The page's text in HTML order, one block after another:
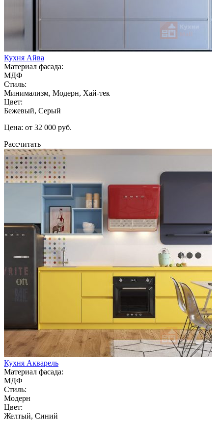
Кухня Айва
Материал фасада:
МДФ
Стиль:
Минимализм, Модерн, Хай-тек
Цвет:
Бежевый, Серый
Цена: от 32 000 руб.
Рассчитать
Кухня Акварель
Материал фасада:
МДФ
Стиль:
Модерн
Цвет:
Желтый, Синий